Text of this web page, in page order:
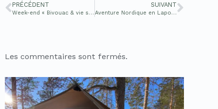
PRÉCÉDENT
Week-end « Bivouac & vie sauvage » (Septembre 2022)
SUIVANT
Aventure Nordique en Laponie Finlandaise
Les commentaires sont fermés.